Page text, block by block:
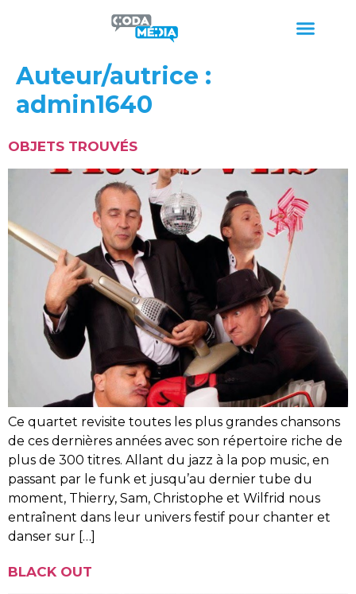
Auteur/autrice :
admin1640
OBJETS TROUVÉS
Ce quartet revisite toutes les plus grandes chansons
de ces dernières années avec son répertoire riche de
plus de 300 titres. Allant du jazz à la pop music, en
passant par le funk et jusqu’au dernier tube du
moment, Thierry, Sam, Christophe et Wilfrid nous
entraînent dans leur univers festif pour chanter et
danser sur […]
BLACK OUT